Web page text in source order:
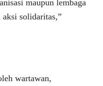
maupun lembaga
solidaritas,”
wartawan,